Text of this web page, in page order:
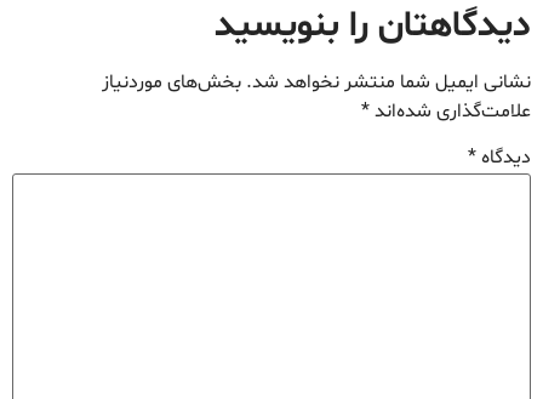
دیدگاهتان را بنویسید
نشانی ایمیل شما منتشر نخواهد شد. بخش‌های موردنیاز
علامت‌گذاری شده‌اند*
دیدگاه*